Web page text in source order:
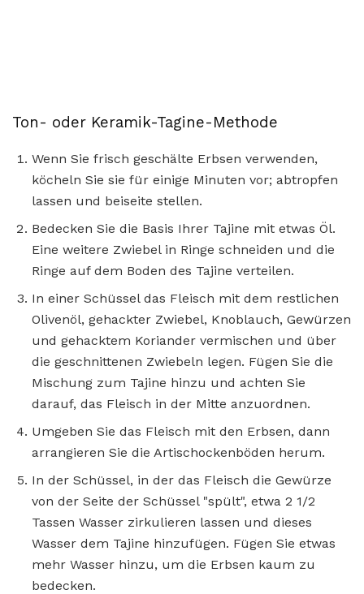
Ton- oder Keramik-Tagine-Methode
Wenn Sie frisch geschälte Erbsen verwenden,
köcheln Sie sie für einige Minuten vor; abtropfen
lassen und beiseite stellen.
Bedecken Sie die Basis Ihrer Tajine mit etwas Öl.
Eine weitere Zwiebel in Ringe schneiden und die
Ringe auf dem Boden des Tajine verteilen.
In einer Schüssel das Fleisch mit dem restlichen
Olivenöl, gehackter Zwiebel, Knoblauch, Gewürzen
und gehacktem Koriander vermischen und über
die geschnittenen Zwiebeln legen. Fügen Sie die
Mischung zum Tajine hinzu und achten Sie
darauf, das Fleisch in der Mitte anzuordnen.
Umgeben Sie das Fleisch mit den Erbsen, dann
arrangieren Sie die Artischockenböden herum.
In der Schüssel, in der das Fleisch die Gewürze
von der Seite der Schüssel "spült", etwa 2 1/2
Tassen Wasser zirkulieren lassen und dieses
Wasser dem Tajine hinzufügen. Fügen Sie etwas
mehr Wasser hinzu, um die Erbsen kaum zu
bedecken.